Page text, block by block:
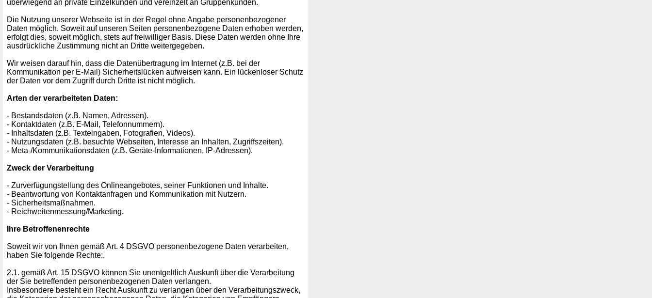
überwiegend an private Einzelkunden und vereinzelt an Gruppenkunden.
Die Nutzung unserer Webseite ist in der Regel ohne Angabe personenbezogener
Daten möglich. Soweit auf unseren Seiten personenbezogene Daten erhoben werden,
erfolgt dies, soweit möglich, stets auf freiwilliger Basis. Diese Daten werden ohne Ihre
ausdrückliche Zustimmung nicht an Dritte weitergegeben.
Wir weisen darauf hin, dass die Datenübertragung im Internet (z.B. bei der
Kommunikation per E-Mail) Sicherheitslücken aufweisen kann. Ein lückenloser Schutz
der Daten vor dem Zugriff durch Dritte ist nicht möglich.
Arten der verarbeiteten Daten:
- Bestandsdaten (z.B. Namen, Adressen).
- Kontaktdaten (z.B. E-Mail, Telefonnummern).
- Inhaltsdaten (z.B. Texteingaben, Fotografien, Videos).
- Nutzungsdaten (z.B. besuchte Webseiten, Interesse an Inhalten, Zugriffszeiten).
- Meta-/Kommunikationsdaten (z.B. Geräte-Informationen, IP-Adressen).
Zweck der Verarbeitung
- Zurverfügungstellung des Onlineangebotes, seiner Funktionen und Inhalte.
- Beantwortung von Kontaktanfragen und Kommunikation mit Nutzern.
- Sicherheitsmaßnahmen.
- Reichweitenmessung/Marketing.
Ihre Betroffenenrechte
Soweit wir von Ihnen gemäß Art. 4 DSGVO personenbezogene Daten verarbeiten,
haben Sie folgende Rechte:.
2.1. gemäß Art. 15 DSGVO können Sie unentgeltlich Auskunft über die Verarbeitung
der Sie betreffenden personenbezogenen Daten verlangen.
Insbesondere besteht ein Recht Auskunft zu verlangen über den Verarbeitungszweck,